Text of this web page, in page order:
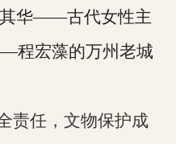
其华——古代女性主
程宏藻的万州老城
责任，文物保护成